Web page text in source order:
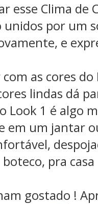
esse Clima de
por um
e
as cores do
lindas dá
Look 1 é algo
em um jantar
pra
gostado !